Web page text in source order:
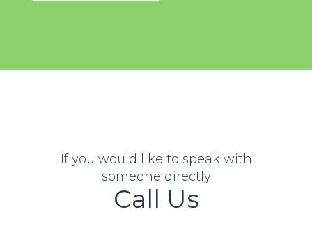
If you would like to speak with
someone directly
Call Us